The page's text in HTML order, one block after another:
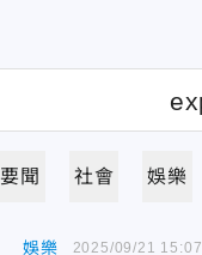
要聞 社會 娛樂
娛樂 2025/09/21 15:07